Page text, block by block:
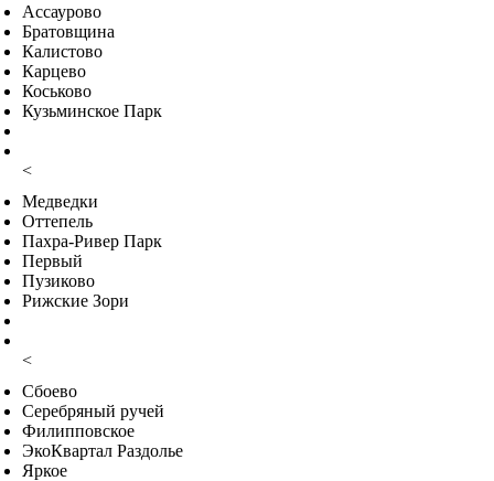
Ассаурово
Братовщина
Калистово
Карцево
Коськово
Кузьминское Парк
<
Медведки
Оттепель
Пахра-Ривер Парк
Первый
Пузиково
Рижские Зори
<
Сбоево
Серебряный ручей
Филипповское
ЭкоКвартал Раздолье
Яркое